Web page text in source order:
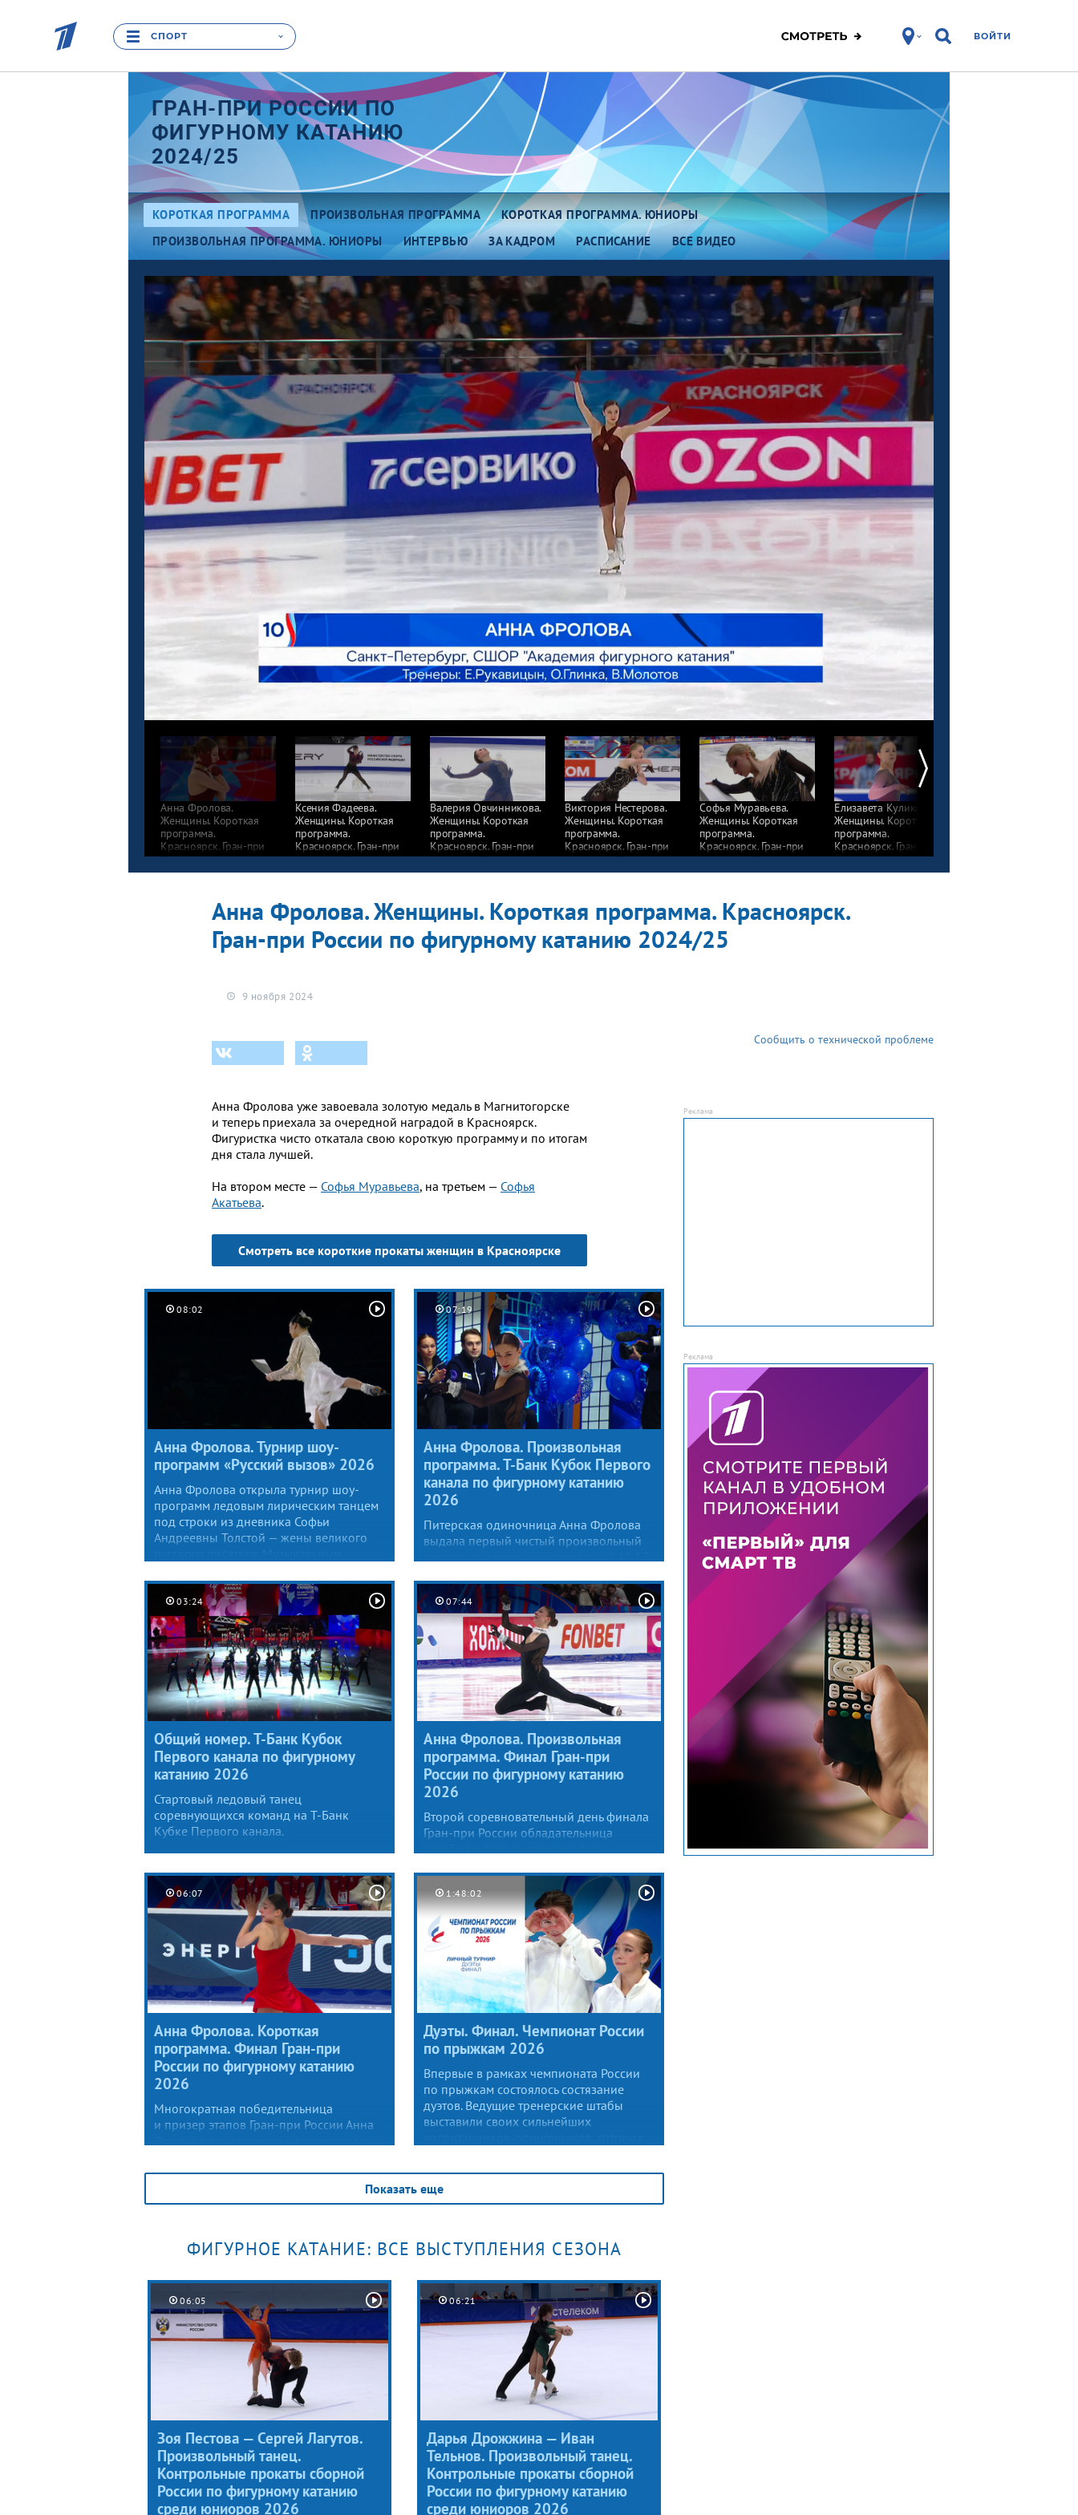
СПОРТ ВОЙТИ
ГРАН-ПРИ РОССИИ ПО
ФИГУРНОМУ КАТАНИЮ
2024/25
КОРОТКАЯ ПРОГРАММА ПРОИЗВОЛЬНАЯ ПРОГРАММА
КОРОТКАЯ ПРОГРАММА. ЮНИОРЫ
ПРОИЗВОЛЬНАЯ ПРОГРАММА. ЮНИОРЫ
ИНТЕРВЬЮ ЗА КАДРОМ РАСПИСАНИЕ ВСЕ ВИДЕО
Анна Фролова.
Женщины. Короткая
программа.
Красноярск. Гран-при
России по фигурному
катанию 2024/25
Ксения Фадеева.
Женщины. Короткая
программа.
Красноярск. Гран-при
России по фигурному
катанию 2024/25
Валерия Овчинникова.
Женщины. Короткая
программа.
Красноярск. Гран-при
России по фигурному
катанию 2024/25
Виктория Нестерова.
Женщины. Короткая
программа.
Красноярск. Гран-при
России по фигурному
катанию 2024/25
Софья Муравьева.
Женщины. Короткая
программа.
Красноярск. Гран-при
России по фигурному
катанию 2024/25
Елизавета Куликова.
Женщины. Короткая
программа.
Красноярск. Гран-при
России по фигурному
катанию 2024/25
Анна Фролова. Женщины. Короткая программа. Красноярск.
Гран-при России по фигурному катанию 2024/25
9 ноября 2024
Сообщить о технической проблеме
Анна Фролова уже завоевала золотую медаль в Магнитогорске
и теперь приехала за очередной наградой в Красноярск.
Фигуристка чисто откатала свою короткую программу и по итогам
дня стала лучшей.
На втором месте — Софья Муравьева, на третьем — Софья
Акатьева.
Смотреть все короткие прокаты женщин в Красноярске
08:02
Анна Фролова. Турнир шоу-
программ «Русский вызов» 2026
Анна Фролова открыла турнир шоу-
программ ледовым лирическим танцем
под строки из дневника Софьи
Андреевны Толстой — жены великого
Михаила Ивановича Глинки «Разлука».
07:19
Анна Фролова. Произвольная
программа. Т-Банк Кубок Первого
канала по фигурному катанию
2026
Питерская одиночница Анна Фролова
выдала первый чистый произвольный
03:24
Общий номер. Т-Банк Кубок
Первого канала по фигурному
катанию 2026
Стартовый ледовый танец
соревнующихся команд на Т-Банк
Кубке Первого канала.
07:44
Анна Фролова. Произвольная
программа. Финал Гран-при
России по фигурному катанию
2026
Второй соревновательный день финала
Гран-при России обладательница
себя позиции — в первой группе
участниц. Фигуристка чисто откатала
произвольную программу,
ее окончательный итог — 204,39 балла.
06:07
Анна Фролова. Короткая
программа. Финал Гран-при
России по фигурному катанию
2026
Многократная победительница
и призер этапов Гран-при России Анна
турнира фигуристка сорвала сольный
тройной флип, ошибка отбросила ее во
вторую половину предварительного
1:48:02
Дуэты. Финал. Чемпионат России
по прыжкам 2026
Впервые в рамках чемпионата России
по прыжкам состоялось состязание
дуэтов. Ведущие тренерские штабы
выставили своих сильнейших
соревнований первыми триумфаторами
турнира в этой дисциплине стали Алиса
Двоеглазова и Андрей Мозалев —
прыжки.
Показать еще
ФИГУРНОЕ КАТАНИЕ: ВСЕ ВЫСТУПЛЕНИЯ СЕЗОНА
06:05
Зоя Пестова — Сергей Лагутов.
Произвольный танец.
Контрольные прокаты сборной
России по фигурному катанию
среди юниоров 2026
06:21
Дарья Дрожжина — Иван
Тельнов. Произвольный танец.
Контрольные прокаты сборной
России по фигурному катанию
среди юниоров 2026